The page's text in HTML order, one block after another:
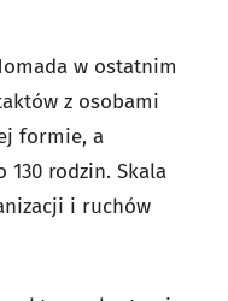
w ostatnim
z osobami
formie, a
130 rodzin. Skala
i ruchów